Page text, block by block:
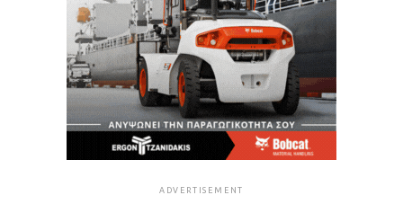
ADVERTISEMENT